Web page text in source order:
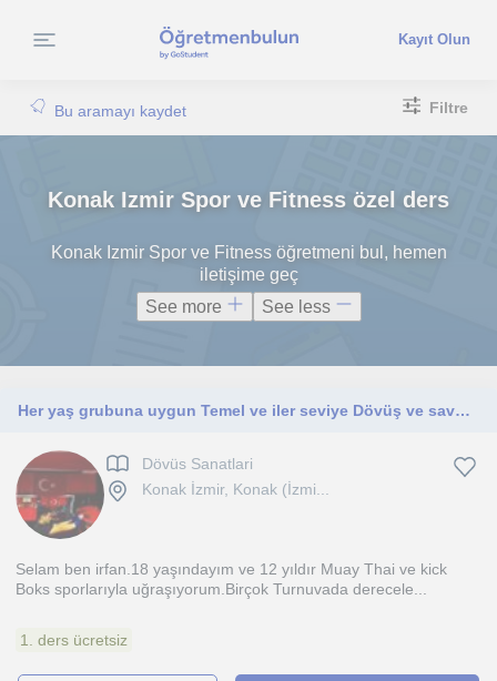
Kayıt Olun
Bu aramayı kaydet Filtre
Konak Izmir Spor ve Fitness özel ders
Konak Izmir Spor ve Fitness öğretmeni bul, hemen
iletişime geç
See more
See less
Her yaş grubuna uygun Temel ve iler seviye Dövüş ve savunma dersleri veriyorum
Dövüs Sanatlari
Konak İzmir, Konak (İzmi...
Selam ben irfan.18 yaşındayım ve 12 yıldır Muay Thai ve kick
Boks sporlarıyla uğraşıyorum.Birçok Turnuvada derecele...
1. ders ücretsiz